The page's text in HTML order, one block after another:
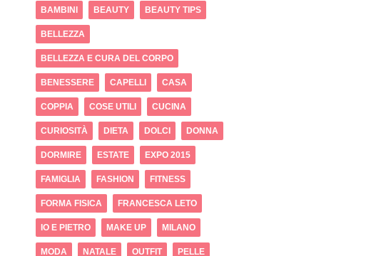
BAMBINI BEAUTY BEAUTY TIPS
BELLEZZA
BELLEZZA E CURA DEL CORPO
BENESSERE CAPELLI CASA
COPPIA COSE UTILI CUCINA
CURIOSITÀ DIETA DOLCI DONNA
DORMIRE ESTATE EXPO 2015
FAMIGLIA FASHION FITNESS
FORMA FISICA FRANCESCA LETO
IO E PIETRO MAKE UP MILANO
MODA NATALE OUTFIT PELLE